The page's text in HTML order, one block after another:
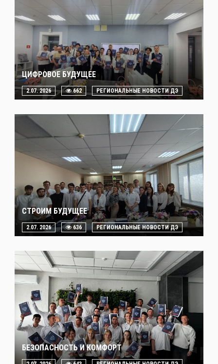
ЦИФРОВОЕ БУДУЩЕЕ
2.07. 2026 662 РЕГИОНАЛЬНЫЕ НОВОСТИ ДЭ
СТРОИМ БУДУЩЕЕ
2.07. 2026 636 РЕГИОНАЛЬНЫЕ НОВОСТИ ДЭ
БЕЗОПАСНОСТЬ И КОМФОРТ